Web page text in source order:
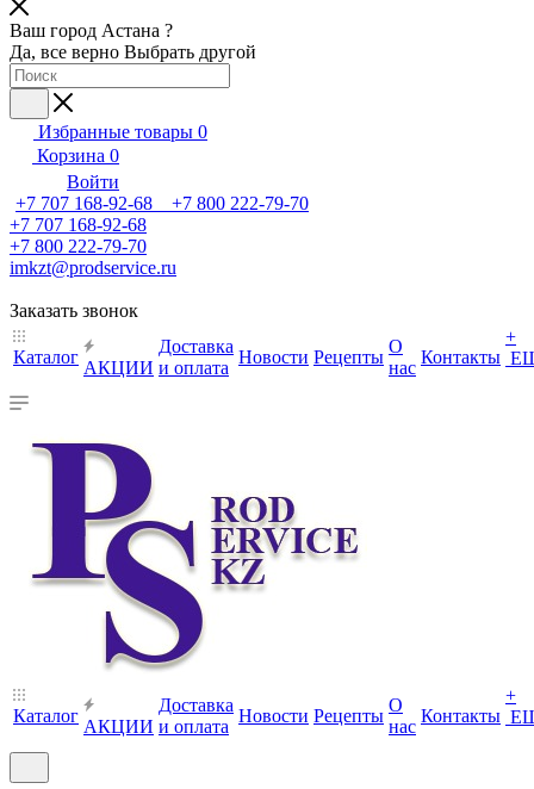
Ваш город Астана ?
Да, все верно Выбрать другой
Избранные товары 0
Корзина 0
Войти
+7 707 168-92-68 +7 800 222-79-70
+7 707 168-92-68
+7 800 222-79-70
imkzt@prodservice.ru
Заказать звонок
Каталог
АКЦИИ
Доставка
и оплата
Новости Рецепты
О
нас
Контакты
+
Каталог
АКЦИИ
Доставка
и оплата
Новости Рецепты
О
нас
Контакты
+